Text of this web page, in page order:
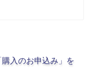
入のお申込み」を